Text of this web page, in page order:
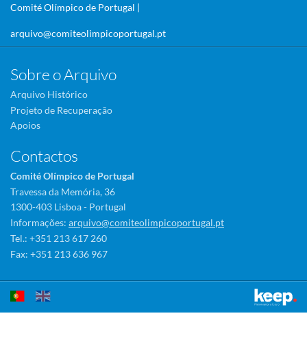
Comité Olímpico de Portugal |
arquivo@comiteolimpicoportugal.pt
Sobre o Arquivo
Arquivo Histórico
Projeto de Recuperação
Apoios
Contactos
Comité Olímpico de Portugal
Travessa da Memória, 36
1300-403 Lisboa - Portugal
Informações: arquivo@comiteolimpicoportugal.pt
Tel.: +351 213 617 260
Fax: +351 213 636 967